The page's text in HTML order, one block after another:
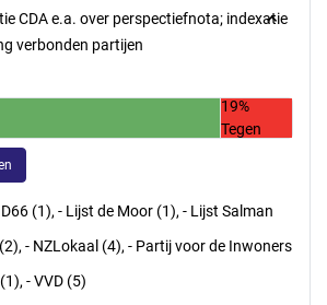
CDA e.a. over perspectiefnota; indexatie
verbonden partijen
19%
Tegen
D66 (1), - Lijst de Moor (1), - Lijst Salman
- NZLokaal (4), - Partij voor de Inwoners
- VVD (5)